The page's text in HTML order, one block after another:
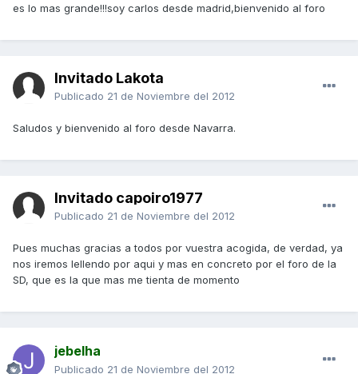
es lo mas grande!!!soy carlos desde madrid,bienvenido al foro
Invitado Lakota
Publicado 21 de Noviembre del 2012
Saludos y bienvenido al foro desde Navarra.
Invitado capoiro1977
Publicado 21 de Noviembre del 2012
Pues muchas gracias a todos por vuestra acogida, de verdad, ya
nos iremos lellendo por aqui y mas en concreto por el foro de la
SD, que es la que mas me tienta de momento
jebelha
Publicado 21 de Noviembre del 2012